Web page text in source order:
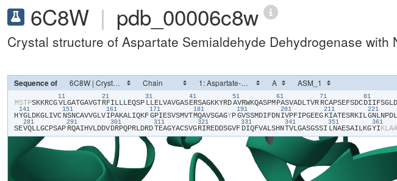
6C8W | pdb_00006c8w
Crystal structure of Aspartate Semialdehyde Dehydrogenase with
Sequence of
​M​​S​​T​​P​​S​​K​​K​​R​​C​​G​
11
​V​​L​​G​​A​​T​​G​​A​​V​​G​​T​
21
​R​​F​​I​​L​​L​​L​​E​​Q​​S​​P​
31
​L​​L​​E​​L​​V​​A​​V​​G​​A​​S​
41
​E​​R​​S​​A​​G​​K​​K​​Y​​R​​D​
51
​A​​V​​R​​W​​K​​Q​​A​​S​​P​​M​
61
​P​​A​​S​​V​​A​​D​​L​​T​​V​​R​
71
​R​​C​​A​​P​​S​​E​​F​​S​​D​​C​
81
​D​​I​​I​​F​​S​​G​​L​​D​
H​
141
​Y​​G​​L​​D​​K​​G​​L​​I​​V​​C​
151
​N​​S​​N​​C​​A​​V​​V​​G​​L​​V​
161
​I​​P​​A​​K​​A​​L​​I​​Q​​K​​F​
171
​G​​P​​I​​E​​S​​V​​S​​M​​V​​T​
181
​M​​Q​​A​​V​​S​​G​​A​​G​​Y​​P​
191
​G​​V​​S​​S​​M​​D​​I​​F​​D​​N​
201
​I​​V​​P​​F​​I​​P​​G​​E​​E​​G​
211
​K​​I​​A​​T​​E​​S​​R​​K​​I​​L​
221
​G​​N​​L​​N​​P​​D​
S​​E​
281
​V​​Q​​L​​L​​G​​C​​P​​S​​A​​P​
291
​R​​Q​​A​​I​​H​​V​​L​​D​​D​​V​
301
​D​​R​​P​​Q​​P​​R​​L​​D​​R​​D​
311
​T​​E​​A​​G​​Y​​A​​C​​S​​V​​G​
321
​R​​I​​R​​E​​D​​D​​S​​G​​V​​F​
331
​D​​I​​Q​​F​​V​​A​​L​​S​​H​​N​
341
​T​​V​​L​​G​​A​​S​​G​​S​​S​​I​
351
​L​​N​​A​​E​​S​​A​​I​​L​​K​​G​
361
​Y​​I​​K​​L​​A​